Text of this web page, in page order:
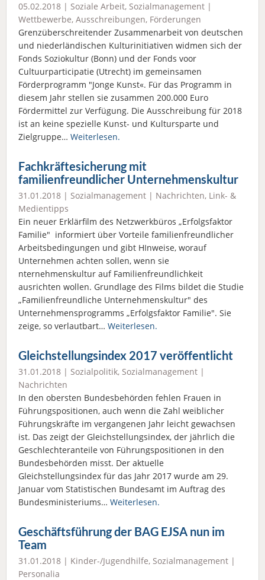
05.02.2018 | Soziale Arbeit, Sozialmanagement |
Wettbewerbe, Ausschreibungen, Förderungen
Grenzüberschreitender Zusammenarbeit von deutschen
und niederländischen Kulturinitiativen widmen sich der
Fonds Soziokultur (Bonn) und der Fonds voor
Cultuurparticipatie (Utrecht) im gemeinsamen
Förderprogramm "Jonge Kunst«. Für das Programm in
diesem Jahr stellen sie zusammen 200.000 Euro
Fördermittel zur Verfügung. Die Ausschreibung für 2018
ist an keine spezielle Kunst- und Kultursparte und
Zielgruppe… Weiterlesen.
Fachkräftesicherung mit
familienfreundlicher Unternehmenskultur
31.01.2018 | Sozialmanagement | Nachrichten, Link- &
Medientipps
Ein neuer Erklärfilm des Netzwerkbüros „Erfolgsfaktor
Familie" informiert über Vorteile familienfreundlicher
Arbeitsbedingungen und gibt HInweise, worauf
Unternehmen achten sollen, wenn sie
nternehmenskultur auf Familienfreundlichkeit
ausrichten wollen. Grundlage des Films bildet die Studie
„Familienfreundliche Unternehmenskultur" des
Unternehmensprogramms „Erfolgsfaktor Familie". Sie
zeige, so verlautbart… Weiterlesen.
Gleichstellungsindex 2017 veröffentlicht
31.01.2018 | Sozialpolitik, Sozialmanagement |
Nachrichten
In den obersten Bundesbehörden fehlen Frauen in
Führungspositionen, auch wenn die Zahl weiblicher
Führungskräfte im vergangenen Jahr leicht gewachsen
ist. Das zeigt der Gleichstellungsindex, der jährlich die
Geschlechteranteile von Führungspositionen in den
Bundesbehörden misst. Der aktuelle
Gleichstellungsindex für das Jahr 2017 wurde am 29.
Januar vom Statistischen Bundesamt im Auftrag des
Bundesministeriums… Weiterlesen.
Geschäftsführung der BAG EJSA nun im
Team
31.01.2018 | Kinder-/Jugendhilfe, Sozialmanagement |
Personalia